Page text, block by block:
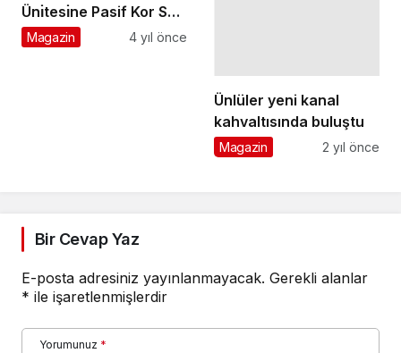
Ünı̇tesı̇ne Pasif Kor Su
Basma Sı̇stemı̇ Kuruldu
Magazin 4 yıl önce
Ünlüler yeni kanal
kahvaltısında buluştu
Magazin 2 yıl önce
Bir Cevap Yaz
E-posta adresiniz yayınlanmayacak. Gerekli alanlar
* ile işaretlenmişlerdir
Yorumunuz *